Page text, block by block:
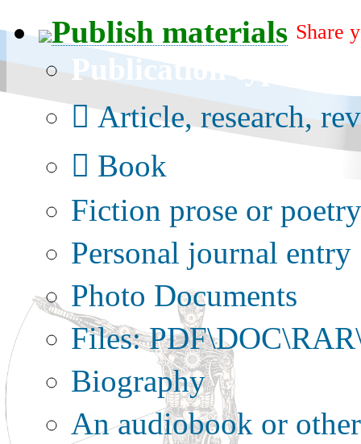
Publish materials Share
Publication type?
Article, research,
Book
Fiction prose or poetry
Personal journal entry
Photo Documents
Files:
Biography
An audiobook or